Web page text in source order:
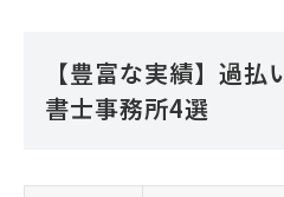
【豊富な実績】過
書士事務所4選